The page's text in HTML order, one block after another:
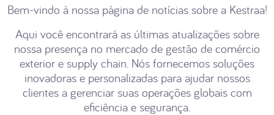
Bem-vindo à nossa página de notícias sobre a Kestraa!
Aqui você encontrará as últimas atualizações sobre
nossa presença no mercado de gestão de comércio
exterior e supply chain. Nós fornecemos soluções
inovadoras e personalizadas para ajudar nossos
clientes a gerenciar suas operações globais com
eficiência e segurança.